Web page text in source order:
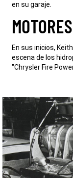
en su garaje.
En sus inicios,
escena de los
"Chrysler Fire